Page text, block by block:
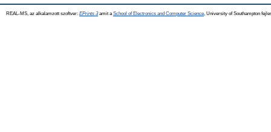
REAL-MS, az alkalamzott szoftver: EPrints 3amit a School of Electronics and Computer Science , University of Southampton